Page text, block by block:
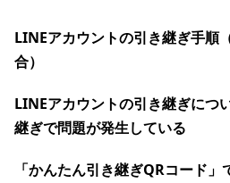
LINEアカウントの引き継ぎ手順
合）
LINEアカウントの引き継ぎにつ
継ぎで問題が発生している
「かんたん引き継ぎQRコード